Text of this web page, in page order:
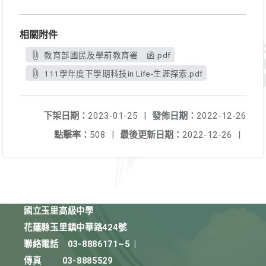
相關附件
教育部國民及學前教育署 函.pdf
111學年度下學期科技in Life-生涯探索.pdf
發佈日期： 2022-12-26
下架日期： 2023-01-25
|
最後更新日期： 2022-12-26 |
點擊率： 508 |
國立玉里高級中學
花蓮縣玉里鎮中華路424號
聯絡電話
03-8886171~5
傳真
03-8885529